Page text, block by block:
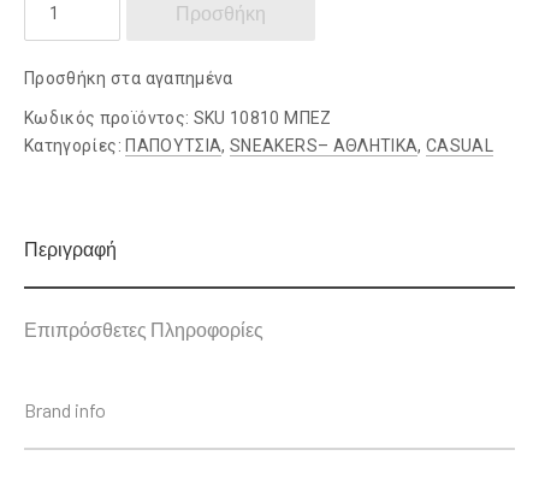
GARINI
Προσθήκη
Προσθήκη στα αγαπημένα
Κωδικός προϊόντος: SKU 10810 ΜΠΕΖ
Κατηγορίες: ΠΑΠΟΥΤΣΙΑ,SNEAKERS– ΑΘΛΗΤΙΚΑ,CASUAL
Περιγραφή
Επιπρόσθετες Πληροφορίες
Brand info